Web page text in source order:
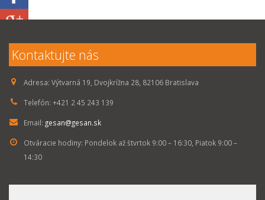
Kontaktujte nás
Adresa: Výtvarná 19, Dvojkrížna 28, 82106 Bratislava
Telefón: +421 2 45 243 139
Email: gesan@gesan.sk
Otváracie hodiny: Pondelok až štvrtok 9:00 – 16:30, Piatok 9:00 –
14:30